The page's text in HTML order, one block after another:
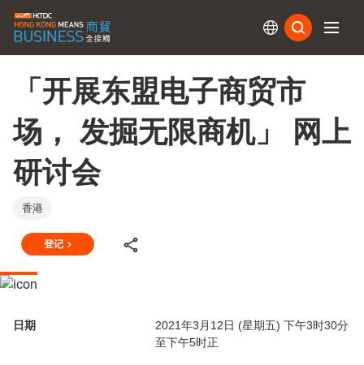
「开展东盟电子商贸市
场， 发掘无限商机」 网上
研讨会
香港
登记
日期
2021年3月12日 (星期五) 下午3时30分
至下午5时正